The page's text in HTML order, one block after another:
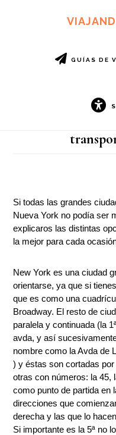
GUÍAS DE
Si todas las grandes
Nueva York no podía ser
explicaros las distintas
la mejor para cada
New York es una ciudad
orientarse, ya que si
que es como una
Broadway. El resto de
paralela y continuada (la
avda, y así
nombre como la Avda de
) y éstas son cortadas
otras con números: la 45,
como punto de partida en
direcciones que
derecha y las que lo
Si importante es la 5ª no